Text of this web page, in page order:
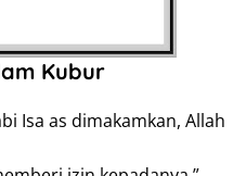
Kubur
Isa as dimakamkan, Allah